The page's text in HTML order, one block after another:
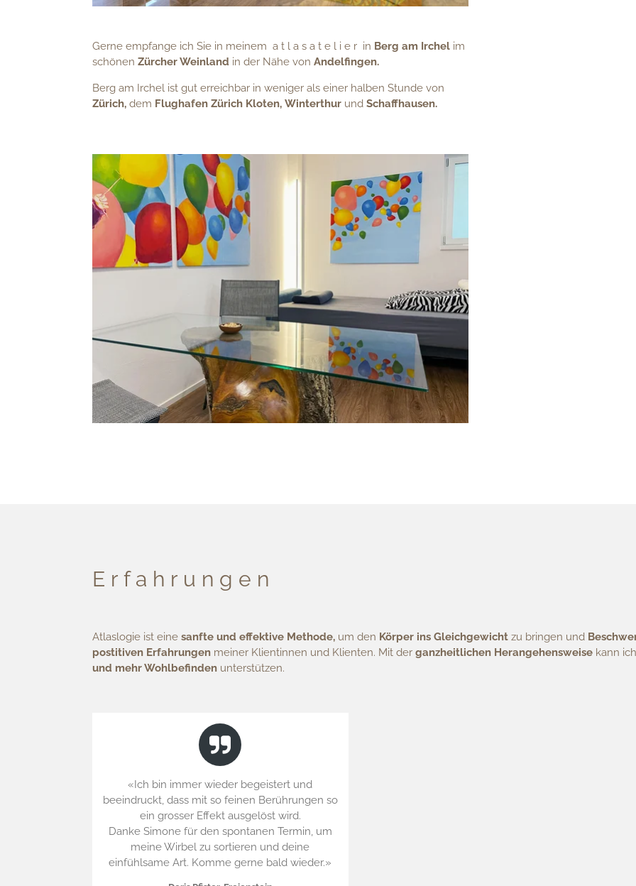
Gerne empfange ich Sie in meinem a t l a s a t e l i e r in Berg am Irchelim
schönen Zürcher Weinland in der Nähe von Andelfingen.
Berg am Irchel ist gut erreichbar in weniger als einer halben Stunde von
Zürich,dem Flughafen Zürich Kloten, Winterthurund Schaffhausen.
E r f a h r u n g e n
Atlaslogie ist eine sanfte und effektive Methode,um den Körper ins Gleichgewichtzu bringen und
postitiven Erfahrungenmeiner Klientinnen und Klienten. Mit der ganzheitlichen Herangehensweisekann
und mehr Wohlbefindenunterstützen.
«Ich bin immer wieder begeistert und
beeindruckt, dass mit so feinen Berührungen so
ein grosser Effekt ausgelöst wird.
Danke Simone für den spontanen Termin, um
meine Wirbel zu sortieren und deine
einfühlsame Art. Komme gerne bald wieder.»